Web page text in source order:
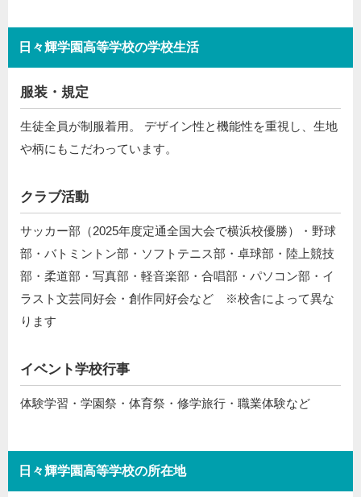
日々輝学園高等学校の学校生活
服装・規定
生徒全員が制服着用。 デザイン性と機能性を重視し、生地
や柄にもこだわっています。
クラブ活動
サッカー部（2025年度定通全国大会で横浜校優勝）・野球
部・バトミントン部・ソフトテニス部・卓球部・陸上競技
部・柔道部・写真部・軽音楽部・合唱部・パソコン部・イ
ラスト文芸同好会・創作同好会など ※校舎によって異な
ります
イベント学校行事
体験学習・学園祭・体育祭・修学旅行・職業体験など
日々輝学園高等学校の所在地